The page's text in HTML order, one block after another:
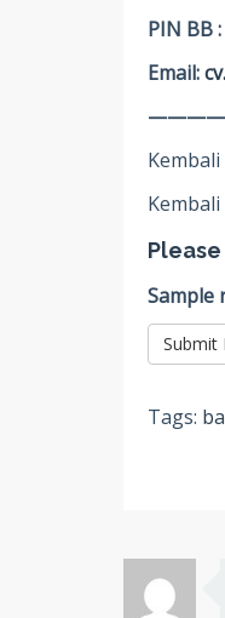
PIN BB
Email:
Kembali
Sample
Tags: